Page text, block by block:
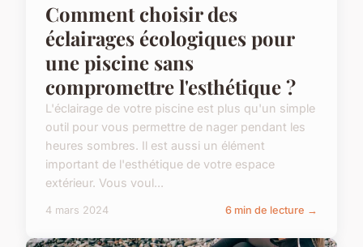
Comment choisir des
éclairages écologiques pour
une piscine sans
compromettre l'esthétique ?
L'éclairage de votre piscine est plus qu'un simple
outil pour vous permettre de nager pendant les
heures sombres. Il est aussi un élément
important de l'esthétique de votre espace
extérieur. Vous voul...
4 mars 2024 6 min de lecture →